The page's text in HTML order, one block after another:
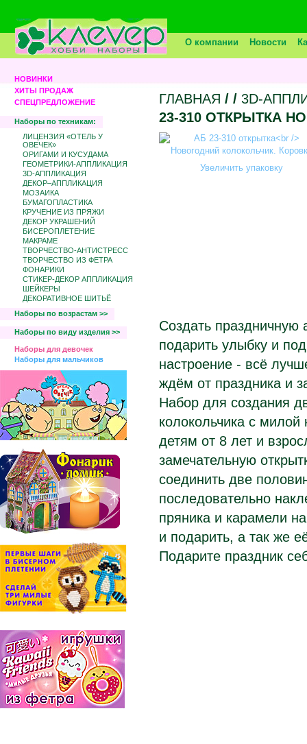
О компании Новости
НОВИНКИ
ХИТЫ ПРОДАЖ
СПЕЦПРЕДЛОЖЕНИЕ
Наборы по техникам:
ЛИЦЕНЗИЯ «ОТЕЛЬ У
ОВЕЧЕК»
ОРИГАМИ И КУСУДАМА
ГЕОМЕТРИКИ-АППЛИКАЦИЯ
3D-АППЛИКАЦИЯ
ДЕКОР–АППЛИКАЦИЯ
МОЗАИКА
БУМАГОПЛАСТИКА
КРУЧЕНИЕ ИЗ ПРЯЖИ
ДЕКОР УКРАШЕНИЙ
БИCЕРОПЛЕТЕНИЕ
МАКРАМЕ
ТВОРЧЕСТВО-АНТИСТРЕСС
ТВОРЧЕСТВО ИЗ ФЕТРА
ФОНАРИКИ
СТИКЕР-ДЕКОР АППЛИКАЦИЯ
ШЕЙКЕРЫ
ДЕКОРАТИВНОЕ ШИТЬЁ
Наборы по возрастам >>
Наборы по виду изделия >>
Наборы для девочек
Наборы для мальчиков
ГЛАВНАЯ / / 3D-
23-310 ОТКРЫТКА
Увеличить упаковку
Создать праздничную
подарить улыбку и
настроение - всё
ждём от праздника и
Набор для создания
колокольчика с
детям от 8 лет и
замечательную
соединить две
последовательно
пряника и карамели
и подарить, а так же
Подарите праздник